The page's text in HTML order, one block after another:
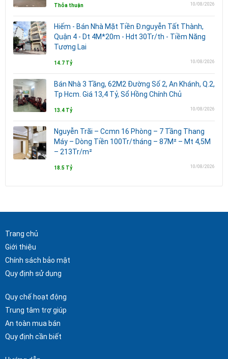
Thỏa thuận 10/08/2026
Hiếm - Bán Nhà Mặt Tiền Đ.nguyễn Tất Thành,
Quận 4 - Dt 4M*20m - Hdt 30Tr/th - Tiềm Năng
Tương Lai
14.7 Tỷ 10/08/2026
Bán Nhà 3 Tầng, 62M2 Đường Số 2, An Khánh, Q.2,
Tp Hcm. Giá 13,4 Tỷ, Sổ Hồng Chính Chủ
13.4 Tỷ 10/08/2026
Nguyễn Trãi – Ccmn 16 Phòng – 7 Tầng Thang
Máy – Dòng Tiền 100Tr/tháng – 87M² – Mt 4,5M
– 213Tr/m²
18.5 Tỷ 10/08/2026
Trang chủ
Giới thiệu
Chính sách bảo mật
Quy định sử dụng
Quy chế hoạt động
Trung tâm trợ giúp
An toàn mua bán
Quy định cần biết